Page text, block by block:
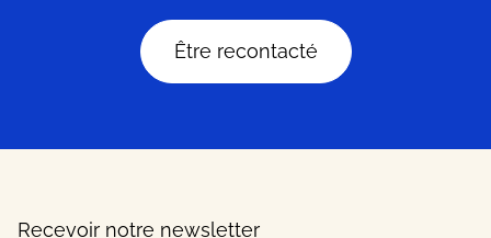
Être recontacté
Recevoir notre newsletter